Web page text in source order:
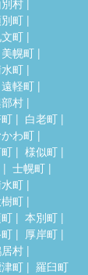
町
町
美幌町
町
遠軽町
村
白老町
わ町
様似町
士幌町
町
町
本別町
厚岸町
村
町 羅臼町